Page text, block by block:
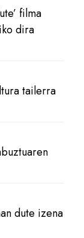
filma
dira
tailerra
dute izena